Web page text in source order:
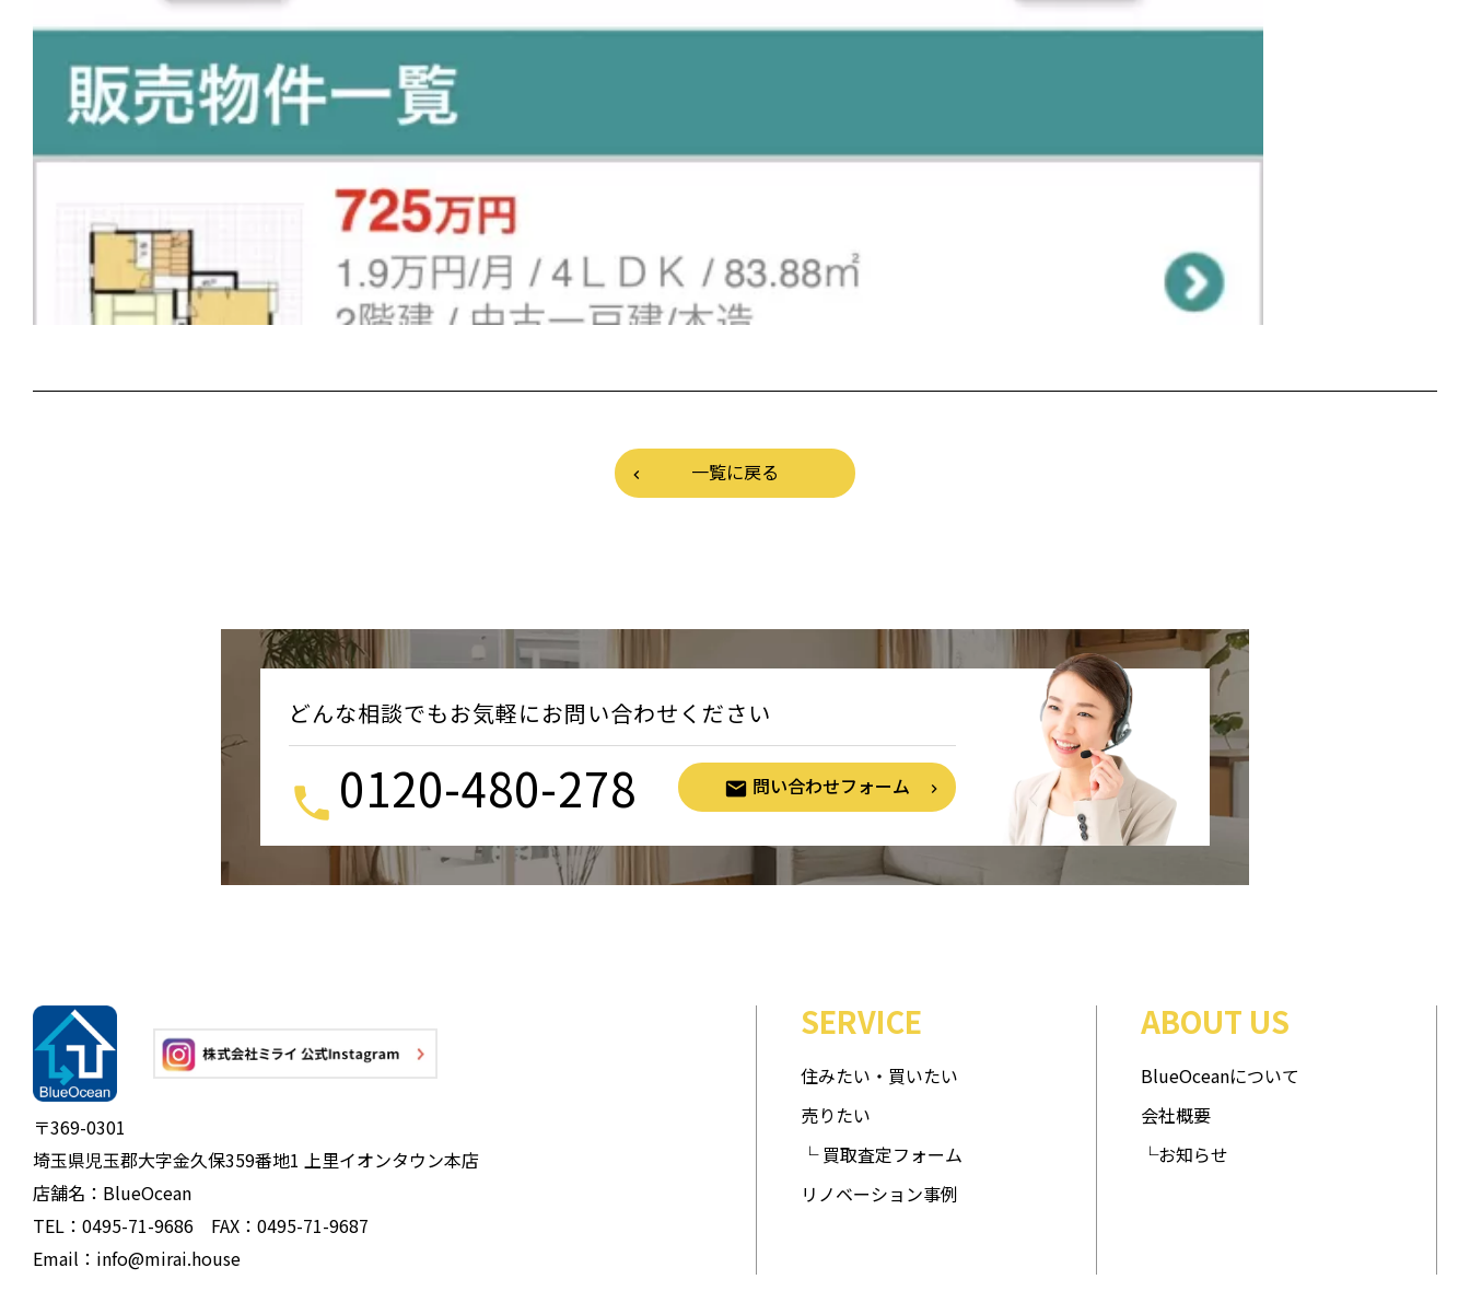
一覧に戻る
どんな相談でもお気軽にお問い合わせください
0120-480-278 問い合わせフォーム
〒369-0301
埼玉県児玉郡大字金久保359番地1 上里イオンタウン本店
店舗名：BlueOcean
TEL：0495-71-9686 FAX：0495-71-9687
Email：info@mirai.house
SERVICE
住みたい・買いたい
売りたい
└ 買取査定フォーム
リノベーション事例
ABOUT US
BlueOceanについて
会社概要
└お知らせ